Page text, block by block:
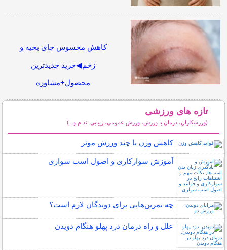
کاهش محسوس جای بخیه و
زخم◀خرید جدیدترین
محصول+مشاوره
تازه های ورزشی
(ورزشکاران، درمان با ورزش، ورزش عمومی، زیبایی اندام و...)
کاهش وزن با چند ورزش موثر
آموزش سوارکاری و اصول اسب سواری
چه تمرین‌هایی برای دوندگان لازم است؟
علل و راه درمان درد پهلو هنگام دویدن